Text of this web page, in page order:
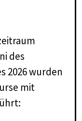
des
2026 wurden
mit